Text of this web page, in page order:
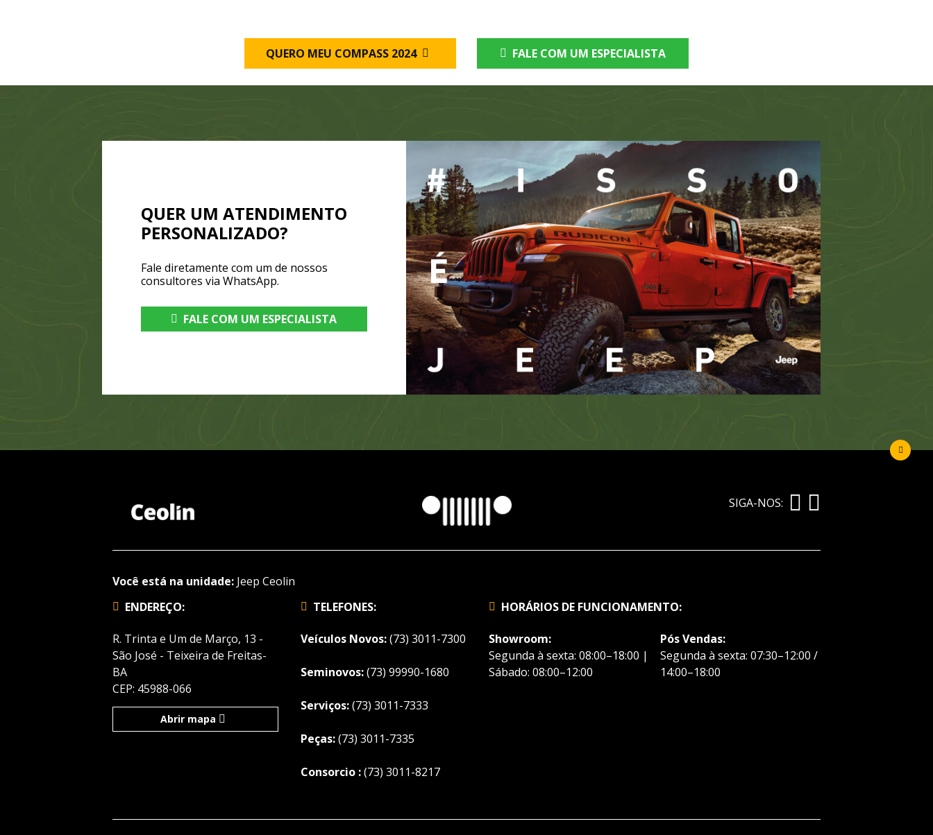
QUERO MEU COMPASS 2024 FALE COM UM ESPECIALISTA
QUER UM ATENDIMENTO
PERSONALIZADO?
Fale diretamente com um de nossos
consultores via WhatsApp.
FALE COM UM ESPECIALISTA
SIGA-NOS:
Você está na unidade: Jeep Ceolin
ENDEREÇO:
R. Trinta e Um de Março, 13 -
São José - Teixeira de Freitas-
BA
CEP: 45988-066
Abrir mapa
TELEFONES:
Veículos Novos:(73) 3011-7300
Seminovos:(73) 99990-1680
Serviços:(73) 3011-7333
Peças:(73) 3011-7335
Consorcio :(73) 3011-8217
HORÁRIOS DE FUNCIONAMENTO:
Showroom:
Segunda à sexta: 08:00–18:00 |
Sábado: 08:00–12:00
Pós Vendas:
Segunda à sexta: 07:30–12:00 /
14:00–18:00